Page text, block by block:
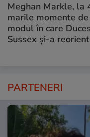
Meghan Markle, la
marile momente
modul în care
Sussex și-a
PARTENERI